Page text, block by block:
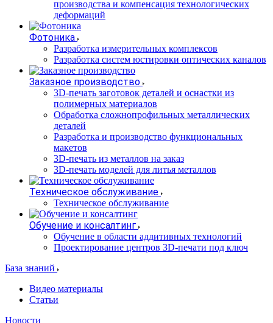
производства и компенсация технологических
деформаций
Фотоника
Разработка измерительных комплексов
Разработка систем юстировки оптических каналов
Заказное производство
3D-печать заготовок деталей и оснастки из
полимерных материалов
Обработка сложнопрофильных металлических
деталей
Разработка и производство функциональных
макетов
3D-печать из металлов на заказ
3D-печать моделей для литья металлов
Техническое обслуживание
Техническое обслуживание
Обучение и консалтинг
Обучение в области аддитивных технологий
Проектирование центров 3D-печати под ключ
База знаний
Видео материалы
Статьи
Новости